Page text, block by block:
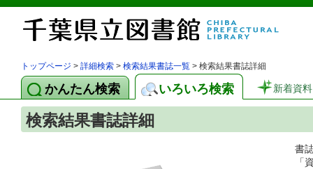
トップページ > 詳細検索 > 検索結果書誌一覧 > 検索結果書誌詳細
かんたん検索 いろいろ検索 新着資料
検索結果書誌詳細
書
「